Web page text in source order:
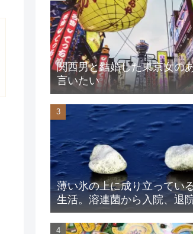
関西男と結婚した東京女の
言いたい
薄い氷の上に成り立ってい
生活。溶連菌から入院、退